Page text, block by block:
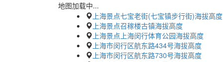
地图加载中...
上海景点七宝老街(七宝镇步行街)海拔高度
上海景点召稼楼古镇海拔高度
上海景点上海闵行体育公园海拔高度
上海市闵行区航东路434号海拔高度
上海市闵行区航东路730号海拔高度